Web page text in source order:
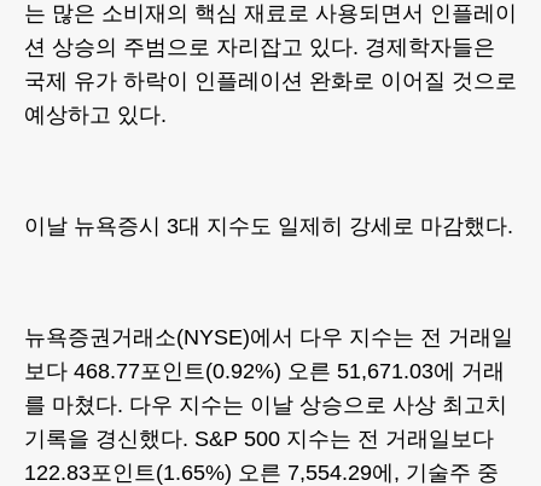
는 많은 소비재의 핵심 재료로 사용되면서 인플레이
션 상승의 주범으로 자리잡고 있다. 경제학자들은
국제 유가 하락이 인플레이션 완화로 이어질 것으로
예상하고 있다.
이날 뉴욕증시 3대 지수도 일제히 강세로 마감했다.
뉴욕증권거래소(NYSE)에서 다우 지수는 전 거래일
보다 468.77포인트(0.92%) 오른 51,671.03에 거래
를 마쳤다. 다우 지수는 이날 상승으로 사상 최고치
기록을 경신했다. S&P 500 지수는 전 거래일보다
122.83포인트(1.65%) 오른 7,554.29에, 기술주 중